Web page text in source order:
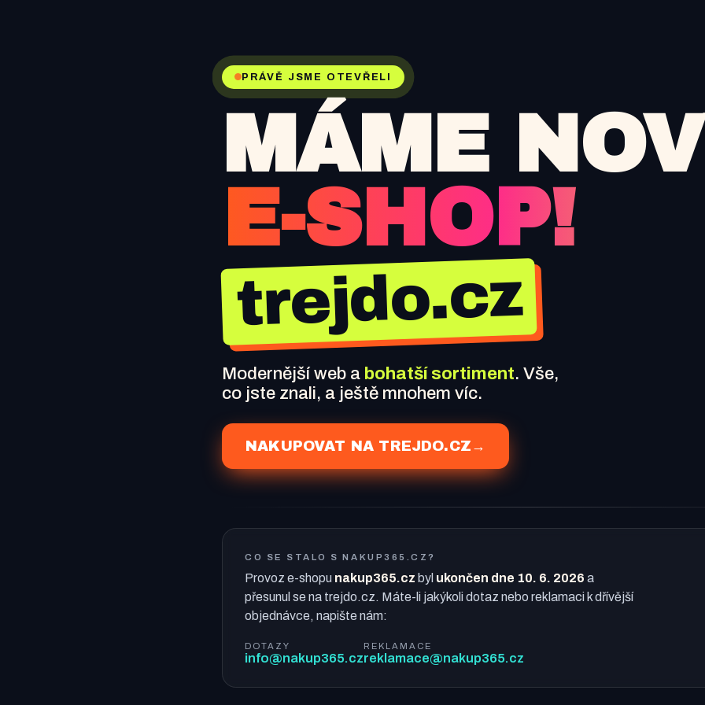
PRÁVĚ JSME OTEVŘELI
MÁME
E-SHOP!
trejdo.cz
Modernější web a bohatší sortiment. Vše,
co jste znali, a ještě mnohem víc.
NAKUPOVAT NA TREJDO.CZ →
CO SE STALO S NAKUP365.CZ?
Provoz e-shopu nakup365.cz byl ukončen dne 10. 6. 2026 a
přesunul se na trejdo.cz. Máte-li jakýkoli dotaz nebo reklamaci k dřívější
objednávce, napište nám:
DOTAZY
info@nakup365.cz
REKLAMACE
reklamace@nakup365.cz